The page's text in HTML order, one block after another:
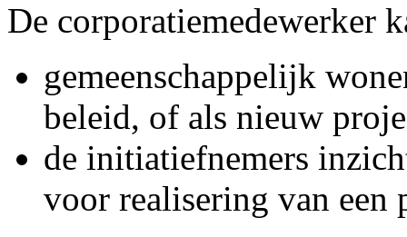
De corporatiemedewerker
gemeenschappelijk
beleid, of als nieuw
de initiatiefnemers
voor realisering van een